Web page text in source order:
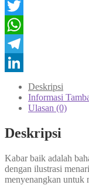
Facebook
Twitter
WhatsApp
Telegram
LinkedIn
Deskripsi
Informasi
Ulasan (0)
Deskripsi
Kabar baik adalah
dengan ilustrasi
menyenangkan untuk